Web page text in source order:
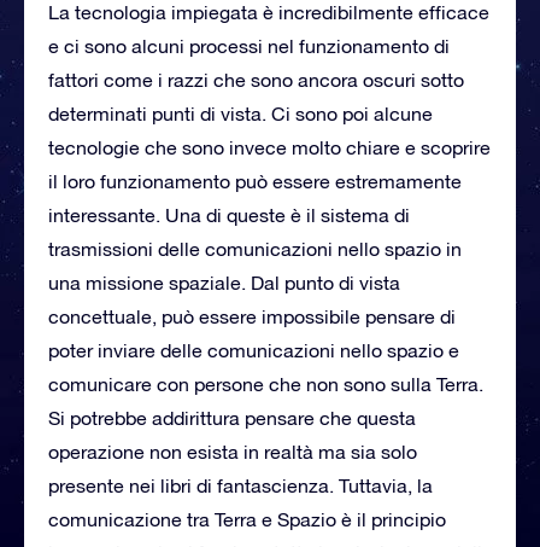
La tecnologia impiegata è incredibilmente efficace
e ci sono alcuni processi nel funzionamento di
fattori come i razzi che sono ancora oscuri sotto
determinati punti di vista. Ci sono poi alcune
tecnologie che sono invece molto chiare e scoprire
il loro funzionamento può essere estremamente
interessante. Una di queste è il sistema di
trasmissioni delle comunicazioni nello spazio in
una missione spaziale. Dal punto di vista
concettuale, può essere impossibile pensare di
poter inviare delle comunicazioni nello spazio e
comunicare con persone che non sono sulla Terra.
Si potrebbe addirittura pensare che questa
operazione non esista in realtà ma sia solo
presente nei libri di fantascienza. Tuttavia, la
comunicazione tra Terra e Spazio è il principio